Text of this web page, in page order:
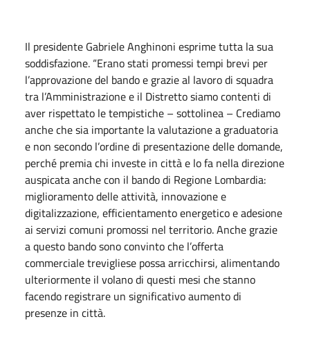
Il presidente Gabriele Anghinoni esprime tutta la sua
soddisfazione. “Erano stati promessi tempi brevi per
l’approvazione del bando e grazie al lavoro di squadra
tra l’Amministrazione e il Distretto siamo contenti di
aver rispettato le tempistiche – sottolinea – Crediamo
anche che sia importante la valutazione a graduatoria
e non secondo l’ordine di presentazione delle domande,
perché premia chi investe in città e lo fa nella direzione
auspicata anche con il bando di Regione Lombardia:
miglioramento delle attività, innovazione e
digitalizzazione, efficientamento energetico e adesione
ai servizi comuni promossi nel territorio. Anche grazie
a questo bando sono convinto che l’offerta
commerciale trevigliese possa arricchirsi, alimentando
ulteriormente il volano di questi mesi che stanno
facendo registrare un significativo aumento di
presenze in città.